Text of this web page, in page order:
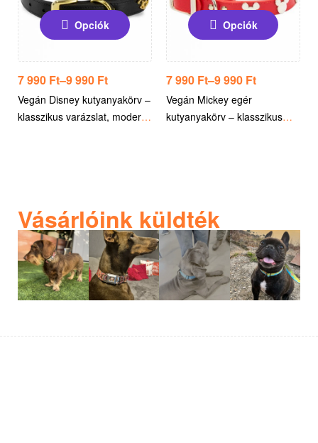
Opciók
7 990 Ft–9 990 Ft
Vegán Disney kutyanyakörv –
klasszikus varázslat, modern
Opciók
7 990 Ft–9 990 Ft
Vegán Mickey egér
kutyanyakörv – klasszikus
Vásárlóink küldték